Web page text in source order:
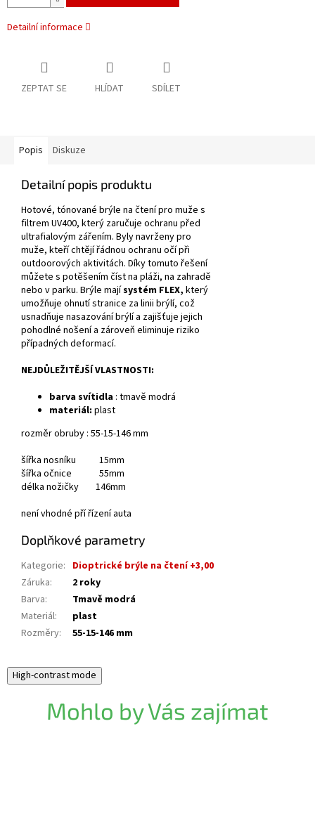
Detailní informace
ZEPTAT SE HLÍDAT SDÍLET
Popis Diskuze
Detailní popis produktu
Hotové, tónované brýle na čtení pro muže s
filtrem UV400, který zaručuje ochranu před
ultrafialovým zářením. Byly navrženy pro
muže, kteří chtějí řádnou ochranu očí při
outdoorových aktivitách. Díky tomuto řešení
můžete s potěšením číst na pláži, na zahradě
nebo v parku. Brýle majísystém FLEX, který
umožňuje ohnutí stranice za linii brýlí, což
usnadňuje nasazování brýlí a zajišťuje jejich
pohodlné nošení a zároveň eliminuje riziko
případných deformací.
NEJDŮLEŽITĚJŠÍ VLASTNOSTI:
barva svítidla : tmavě modrá
materiál: plast
rozměr obruby : 55-15-146 mm
šířka nosníku 15mm
šířka očnice 55mm
délka nožičky 146mm
není vhodné pří řízení auta
Doplňkové parametry
Kategorie: Dioptrické brýle na čtení +3,00
Záruka:
2 roky
Barva:
Tmavě modrá
Materiál:
plast
Rozměry: 55-15-146 mm
High-contrast mode
Mohlo by Vás zajímat